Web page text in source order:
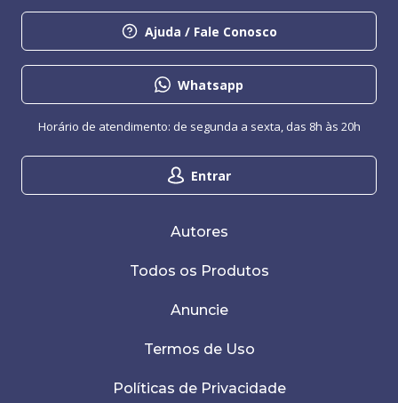
Ajuda / Fale Conosco
Whatsapp
Entrar
Horário de atendimento: de segunda a sexta, das 8h às 20h
Autores
Todos os Produtos
Anuncie
Termos de Uso
Políticas de Privacidade